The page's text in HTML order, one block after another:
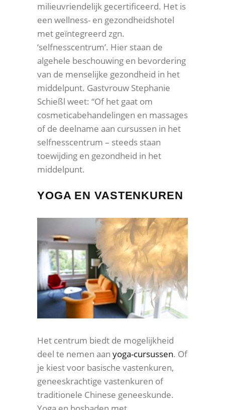
milieuvriendelijk gecertificeerd. Het is
een wellness- en gezondheidshotel
met geïntegreerd zgn.
‘selfnesscentrum’. Hier staan de
algehele beschouwing en bevordering
van de menselijke gezondheid in het
middelpunt. Gastvrouw Stephanie
Schießl weet: “Of het gaat om
cosmeticabehandelingen en massages
of de deelname aan cursussen in het
selfnesscentrum – steeds staan
toewijding en gezondheid in het
middelpunt.
YOGA EN VASTENKUREN
Het centrum biedt de mogelijkheid
deel te nemen aan yoga-cursussen. Of
je kiest voor basische vastenkuren,
geneeskrachtige vastenkuren of
traditionele Chinese geneeskunde.